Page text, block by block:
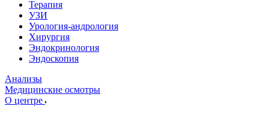
Терапия
УЗИ
Урология-андрология
Хирургия
Эндокринология
Эндоскопия
Анализы
Медицинские осмотры
О центре